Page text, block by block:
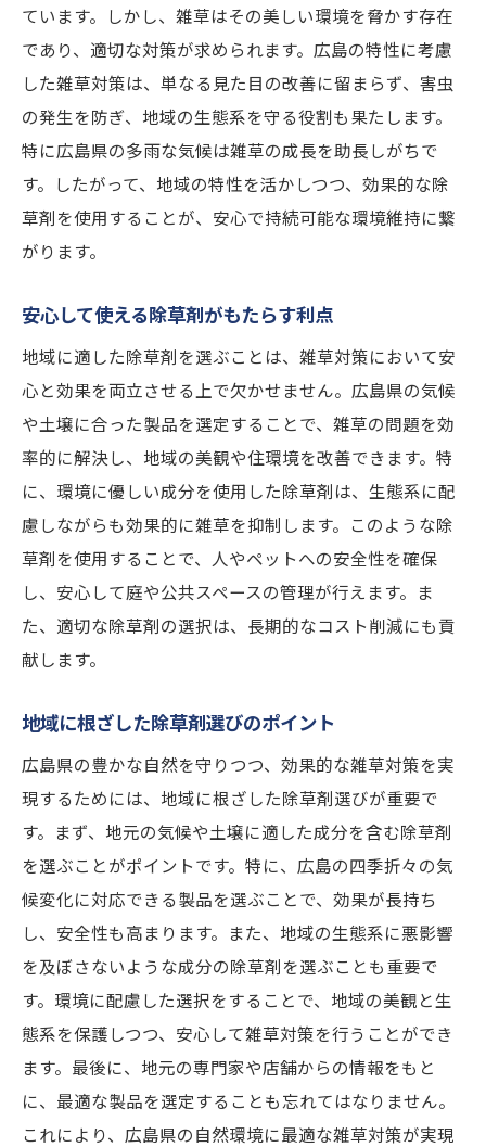
ています。しかし、雑草はその美しい環境を脅かす存在
であり、適切な対策が求められます。広島の特性に考慮
した雑草対策は、単なる見た目の改善に留まらず、害虫
の発生を防ぎ、地域の生態系を守る役割も果たします。
特に広島県の多雨な気候は雑草の成長を助長しがちで
す。したがって、地域の特性を活かしつつ、効果的な除
草剤を使用することが、安心で持続可能な環境維持に繋
がります。
安心して使える除草剤がもたらす利点
地域に適した除草剤を選ぶことは、雑草対策において安
心と効果を両立させる上で欠かせません。広島県の気候
や土壌に合った製品を選定することで、雑草の問題を効
率的に解決し、地域の美観や住環境を改善できます。特
に、環境に優しい成分を使用した除草剤は、生態系に配
慮しながらも効果的に雑草を抑制します。このような除
草剤を使用することで、人やペットへの安全性を確保
し、安心して庭や公共スペースの管理が行えます。ま
た、適切な除草剤の選択は、長期的なコスト削減にも貢
献します。
地域に根ざした除草剤選びのポイント
広島県の豊かな自然を守りつつ、効果的な雑草対策を実
現するためには、地域に根ざした除草剤選びが重要で
す。まず、地元の気候や土壌に適した成分を含む除草剤
を選ぶことがポイントです。特に、広島の四季折々の気
候変化に対応できる製品を選ぶことで、効果が長持ち
し、安全性も高まります。また、地域の生態系に悪影響
を及ぼさないような成分の除草剤を選ぶことも重要で
す。環境に配慮した選択をすることで、地域の美観と生
態系を保護しつつ、安心して雑草対策を行うことができ
ます。最後に、地元の専門家や店舗からの情報をもと
に、最適な製品を選定することも忘れてはなりません。
これにより、広島県の自然環境に最適な雑草対策が実現